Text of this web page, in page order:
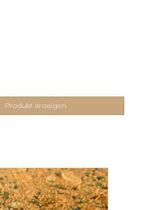
Produkt anzeigen